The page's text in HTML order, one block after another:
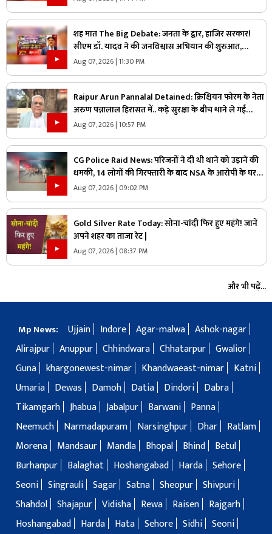
शह मात The Big Debate: जनता के द्वार, हाजिर सरकार!
सीएम डॉ. यादव ने की जनविश्वास अभियान की शुरुआत,
जनविश्वास मुहीम से क्या मजबूत होगी जमीनी पकड़
Aug 07, 2026 | 11:30 PM
Raipur Arun Pannalal Detained: क्रिश्चियन फोरम के नेता
अरुण पन्नालाल हिरासत में.. कड़े सुरक्षा के बीच थाने ले गई
पुलिस, जानें क्या है आरोप
Aug 07, 2026 | 10:57 PM
CG Police Raid News: परिजनों ने दी थी थाने को उड़ाने की
धमकी, 14 लोगों की गिरफ्तारी के बाद NSA के आरोपी के घर
पुलिस ने मारा छापा, जांच में मिली ये चौंकाने वाली चीज
Aug 07, 2026 | 09:02 PM
Gold Silver Rate Today: सोना-चांदी फिर हुए महंगे! जानें
अपने शहर का ताजा रेट |
Aug 07, 2026 | 08:37 PM
और भी पढ़ें...
Mp News: Ujjain Indore Agar-malwa Ashok-nagar
Alirajpur Anuppur Chhindwara Chhatarpur Gwalior
Guna khargonewest-nimar Khandwaeast-nimar
Katni
Umaria
Dewas Damoh Datia Dindori
Dabra
Tikamgarh Jhabua Jabalpur Barwani
Panna
Neemuch
Narmadapuram Narsinghpur Dhar
Ratlam
Morena
Mandsaur Mandla Bhopal Bhind
Betul
Burhanpur
Balaghat Hoshangabad Harda Sehore
Seoni Singrauli Sagar Satna Sheopur Shivpuri
Shahdol Shajapur Vidisha Rewa Raisen
Rajgarh
Hoshangabad
Harda Hata Sehore Sidhi Seoni